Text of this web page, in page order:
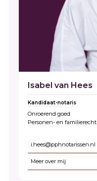
Isabel van Hees
Kandidaat-notaris
Onroerend goed
Personen- en familierecht
i.hees@pphnotarissen.nl
Meer over mij